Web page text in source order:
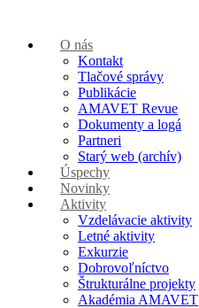
O nás
Kontakt
Tlačové správy
Publikácie
AMAVET Revue
Dokumenty a logá
Partneri
Starý web (archív)
Úspechy
Novinky
Aktivity
Vzdelávacie aktivity
Letné aktivity
Exkurzie
Dobrovoľníctvo
Štrukturálne projekty
Akadémia AMAVET